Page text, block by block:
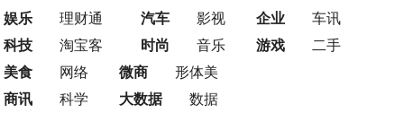
娱乐
理财通
科技
淘宝客
汽车
影视
时尚
音乐
企业
车讯
游戏
二手
美食
网络
商讯
科学
微商
形体美
大数据
数据